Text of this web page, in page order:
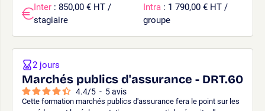
Inter : 850,00 € HT /
stagiaire
Intra : 1 790,00 € HT /
groupe
Marchés publics d'assurance - DRT.60
4.4/5 - 5avis
Cette formation marchés publics d'assurance fera le point sur les
2 jours